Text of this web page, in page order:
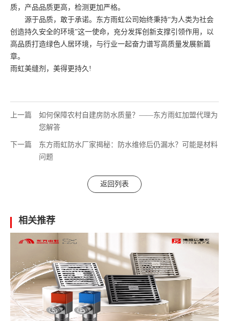
质，产品品质更高，检测更加严格。
源于品质，敢于承诺。东方雨虹公司始终秉持“为人类为社会
创造持久安全的环境”这一使命，充分发挥创新支撑引领作用，以
高品质打造绿色人居环境，与行业一起奋力谱写高质量发展新篇
章。
雨虹美缝剂，美得更持久 !
上一篇
如何保障农村自建房防水质量？——东方雨虹加盟代理为
您解答
下一篇
东方雨虹防水厂家揭秘：防水维修后仍漏水？可能是材料
问题
返回列表
相关推荐